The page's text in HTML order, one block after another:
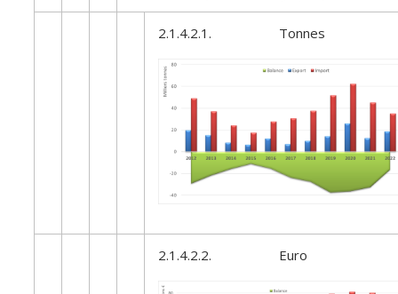
2.1.4.2.1. Tonnes
2.1.4.2.2. Euro